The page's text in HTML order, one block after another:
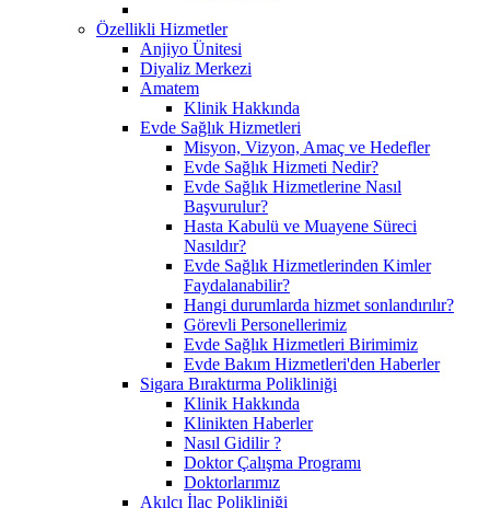
Özellikli Hizmetler
Anjiyo Ünitesi
Diyaliz Merkezi
Amatem
Klinik Hakkında
Evde Sağlık Hizmetleri
Misyon, Vizyon, Amaç ve Hedefler
Evde Sağlık Hizmeti Nedir?
Evde Sağlık Hizmetlerine Nasıl
Başvurulur?
Hasta Kabulü ve Muayene Süreci
Nasıldır?
Evde Sağlık Hizmetlerinden Kimler
Faydalanabilir?
Hangi durumlarda hizmet sonlandırılır?
Görevli Personellerimiz
Evde Sağlık Hizmetleri Birimimiz
Evde Bakım Hizmetleri'den Haberler
Sigara Bıraktırma Polikliniği
Klinik Hakkında
Klinikten Haberler
Nasıl Gidilir ?
Doktor Çalışma Programı
Doktorlarımız
Akılcı İlaç Polikliniği